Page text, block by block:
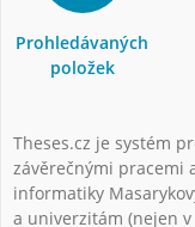
Prohledávaných
položek
Theses.cz je systém
závěrečnými pracemi
informatiky
a univerzitám (nejen